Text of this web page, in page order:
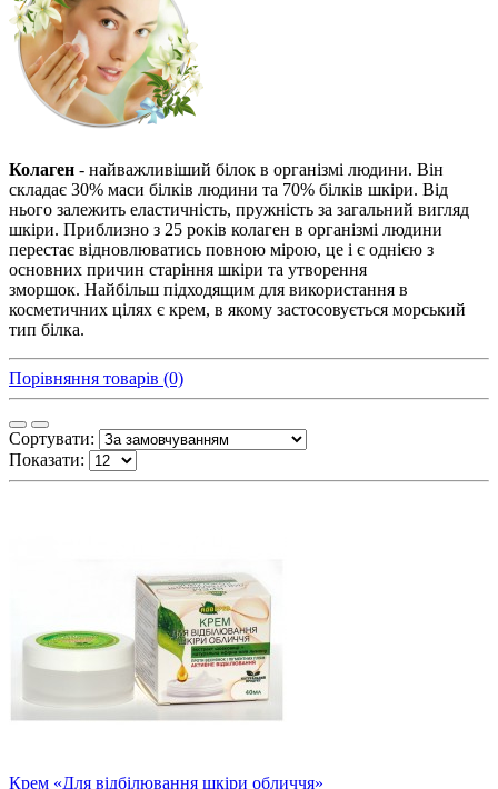
Колаген - найважливіший білок в організмі людини. Він
складає 30% маси білків людини та 70% білків шкіри. Від
нього залежить еластичність, пружність за загальний вигляд
шкіри. Приблизно з 25 років колаген в організмі людини
перестає відновлюватись повною мірою, це і є однією з
основних причин старіння шкіри та утворення
зморшок. Найбільш підходящим для використання в
косметичних цілях є крем, в якому застосовується морський
тип білка.
Порівняння товарів (0)
Сортувати:
Показати:
Крем «Для відбілювання шкіри обличчя»